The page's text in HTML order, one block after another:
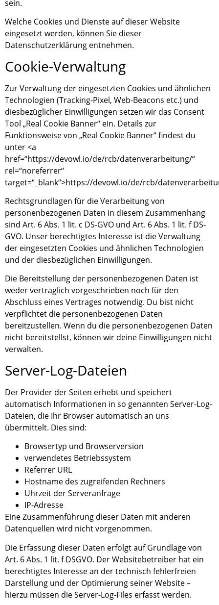
sein.
Welche Cookies und Dienste auf dieser Website
eingesetzt werden, können Sie dieser
Datenschutzerklärung entnehmen.
Cookie-Verwaltung
Zur Verwaltung der eingesetzten Cookies und ähnlichen
Technologien (Tracking-Pixel, Web-Beacons etc.) und
diesbezüglicher Einwilligungen setzen wir das Consent
Tool „Real Cookie Banner“ ein. Details zur
Funktionsweise von „Real Cookie Banner“ findest du
unter <a
href=“https://devowl.io/de/rcb/datenverarbeitung/“
rel=“noreferrer“
target=“_blank“>https://devowl.io/de/rcb/
Rechtsgrundlagen für die Verarbeitung von
personenbezogenen Daten in diesem Zusammenhang
sind Art. 6 Abs. 1 lit. c DS-GVO und Art. 6 Abs. 1 lit. f DS-
GVO. Unser berechtigtes Interesse ist die Verwaltung
der eingesetzten Cookies und ähnlichen Technologien
und der diesbezüglichen Einwilligungen.
Die Bereitstellung der personenbezogenen Daten ist
weder vertraglich vorgeschrieben noch für den
Abschluss eines Vertrages notwendig. Du bist nicht
verpflichtet die personenbezogenen Daten
bereitzustellen. Wenn du die personenbezogenen Daten
nicht bereitstellst, können wir deine Einwilligungen nicht
verwalten.
Server-Log-Dateien
Der Provider der Seiten erhebt und speichert
automatisch Informationen in so genannten Server-Log-
Dateien, die Ihr Browser automatisch an uns
übermittelt. Dies sind:
Browsertyp und Browserversion
verwendetes Betriebssystem
Referrer URL
Hostname des zugreifenden Rechners
Uhrzeit der Serveranfrage
IP-Adresse
Eine Zusammenführung dieser Daten mit anderen
Datenquellen wird nicht vorgenommen.
Die Erfassung dieser Daten erfolgt auf Grundlage von
Art. 6 Abs. 1 lit. f DSGVO. Der Websitebetreiber hat ein
berechtigtes Interesse an der technisch fehlerfreien
Darstellung und der Optimierung seiner Website –
hierzu müssen die Server-Log-Files erfasst werden.